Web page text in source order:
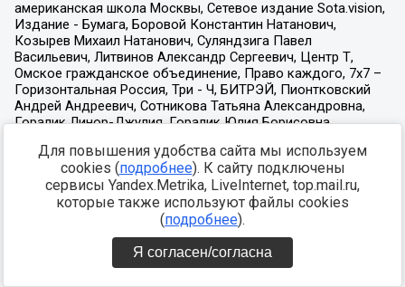
Для повышения удобства сайта мы используем
cookies (подробнее). К сайту подключены
сервисы Yandex.Metrika, LiveInternet, top.mail.ru,
которые также используют файлы cookies
(подробнее).
Я согласен/согласна